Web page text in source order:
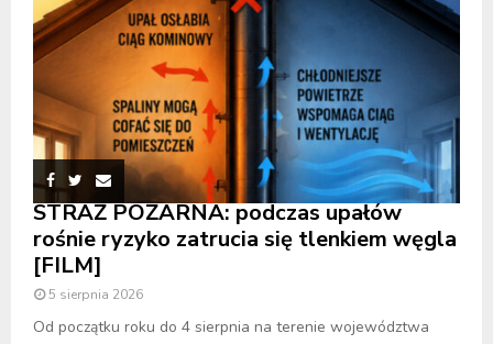
STRAŻ POŻARNA: podczas upałów
rośnie ryzyko zatrucia się tlenkiem węgla
[FILM]
5 sierpnia 2026
Od początku roku do 4 sierpnia na terenie województwa